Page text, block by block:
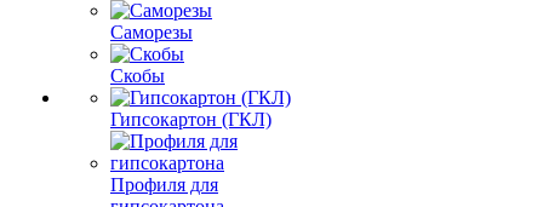
Саморезы
Скобы
Гипсокартон (ГКЛ)
Профиля для